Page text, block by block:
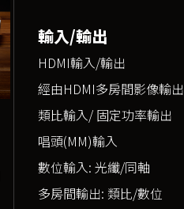
輸入/輸出
HDMI輸入/輸出
經由HDMI多房間影像輸出
類比輸入/ 固定功率輸出
唱頭(MM)輸入
數位輸入: 光纖/同軸
多房間輸出: 類比/數位